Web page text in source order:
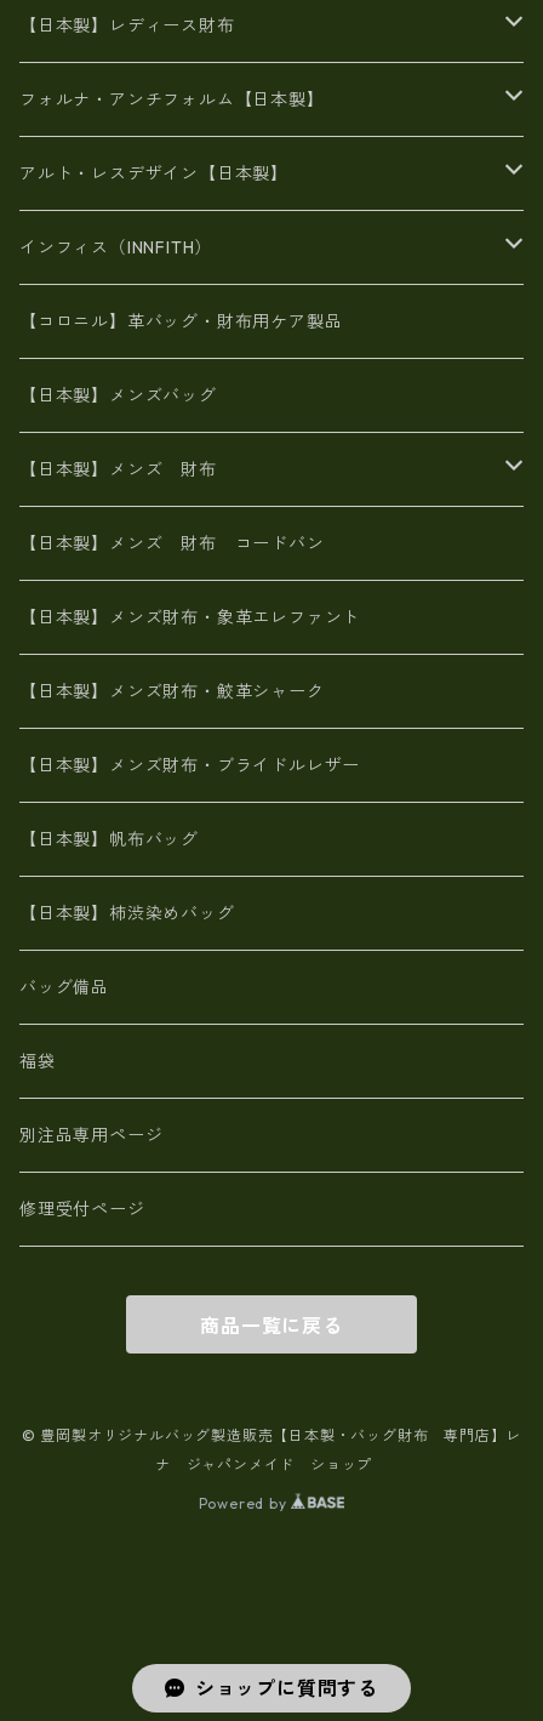
ショップに質問する
がま口
リネン
メタリック
スエード
牛革
メタリック
オイルレザー
６号蝋引き帆布
豊岡製品
エナメルクロコ
がま口
斜め掛け
豊岡製
日本製
【日本製】レディース財布
二つ折り財布
がま口財布
スペインレザー
メタリック
長財布
スペインレザー
佐賀牛革
革友禅染め
ポーテッド
L字ファスナー財布
スペインレザー
革友禅染め
メタリック
ポーチ
ヌメ革
革友禅染め
財布ショルダー
ヌメ革
がま口財布
革友禅染め
山羊革
火山灰染め
名刺入れ・キーケース、他
フォルナ・アンチフォルム【日本製】
BAG
財布・小物
アルト・レスデザイン【日本製】
BAG
財布・小物
インフィス（INNFITH）
BAG
財布・小物
【コロニル】革バッグ・財布用ケア製品
【日本製】メンズバッグ
【日本製】メンズ 財布
象革エレファント【日本製】メンズ 財布
鮫革シャーク【日本製】メンズ 財布
ブライドルレザー【日本製】メンズ 財布
MAISON de HIROAN 【日本製】メンズ 財布
栃木レザー 【日本製】メンズ 財布
革小物・財布【日本製】メンズ レディース
【日本製】メンズ 財布 アザラシ革(シールスキン)
【日本製】メンズ 財布 コードバン
【日本製】メンズ財布・象革エレファント
【日本製】メンズ財布・鮫革シャーク
【日本製】メンズ財布・ブライドルレザー
【日本製】帆布バッグ
【日本製】柿渋染めバッグ
バッグ備品
福袋
別注品専用ページ
修理受付ページ
商品一覧に戻る
© 豊岡製オリジナルバッグ製造販売【日本製・バッグ財布 専門店】レ
ナ ジャパンメイド ショップ
Powered by